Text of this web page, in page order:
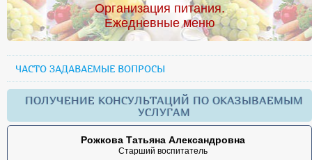
Организация питания.
Ежедневные меню
ЧАСТО ЗАДАВАЕМЫЕ ВОПРОСЫ
ПОЛУЧЕНИЕ КОНСУЛЬТАЦИЙ ПО ОКАЗЫВАЕМЫМ
УСЛУГАМ
Рожкова Татьяна Александровна
Старший воспитатель